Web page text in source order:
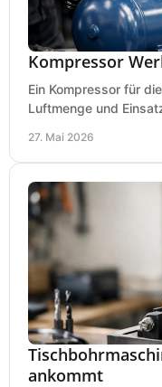
Kompressor
Ein Kompressor für
Luftmenge und
27. Mai 2026
ankommt